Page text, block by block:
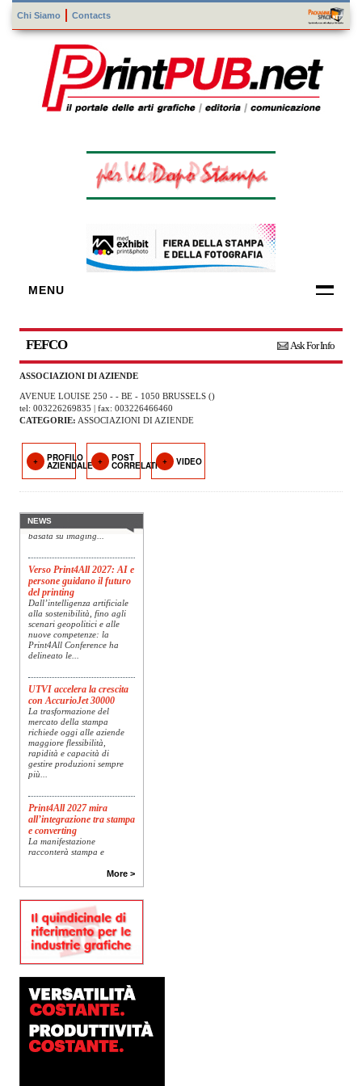
Chi Siamo Contacts
MENU
ENTI E
ASSOCIAZIONI
TEMATICI
EVENTI
Ask For Info
FEFCO
ASSOCIAZIONI DI AZIENDE
AVENUE LOUISE 250 - - BE - 1050 BRUSSELS ()
tel: 003226269835 | fax: 003226466460
CATEGORIE: ASSOCIAZIONI DI AZIENDE
PROFILO
AZIENDALE
POST
CORRELATI VIDEO
NEWS
Konica Minolta presenta
Specim RETEX
Konica Minolta, realtà di
riferimento a livello globale
presenta Specim RETEX,
una soluzione completa
basata su imaging...
Verso Print4All 2027: AI e
persone guidano il futuro
del printing
Dall’intelligenza artificiale
alla sostenibilità, fino agli
scenari geopolitici e alle
nuove competenze: la
Print4All Conference ha
delineato le...
UTVI accelera la crescita
con AccurioJet 30000
La trasformazione del
mercato della stampa
richiede oggi alle aziende
maggiore flessibilità,
rapidità e capacità di
gestire produzioni sempre
più...
Print4All 2027 mira
all’integrazione tra stampa
e converting
La manifestazione
racconterà stampa e
converting a 360 gradi: dal
package printing alle
Una...
Platinum Technologies
presenta SIGNATURE
sviluppo e analisi
approfondita delle reali
esigenze produttive del
mercato, Platinum
europeo di ricerca e...
More >